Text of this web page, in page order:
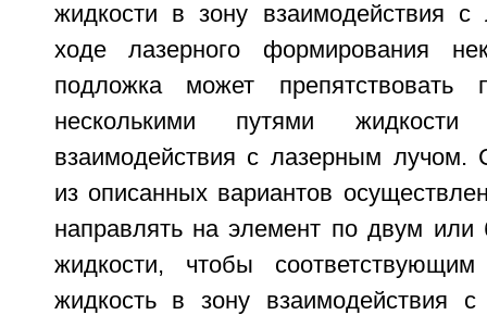
жидкости в зону взаимодействия
ходе лазерного формирования
подложка может
несколькими путями жидкости
взаимодействия с лазерным лучом.
из описанных вариантов
направлять на элемент по двум или
жидкости, чтобы
жидкость в зону взаимодействия